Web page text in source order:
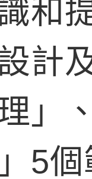
和
設計
」
」5